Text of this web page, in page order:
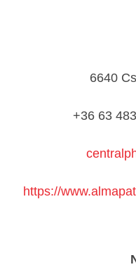
6640
+36 63
https://